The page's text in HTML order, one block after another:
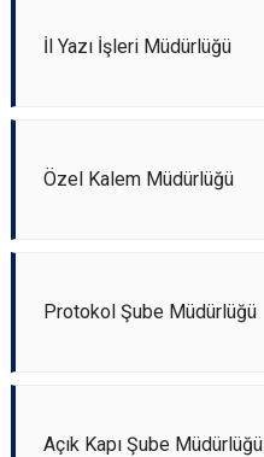
İl Yazı İşleri Müdürlüğü
Özel Kalem Müdürlüğü
Protokol Şube Müdürlüğü
Açık Kapı Şube Müdürlüğü